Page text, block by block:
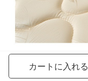
カートに入れる